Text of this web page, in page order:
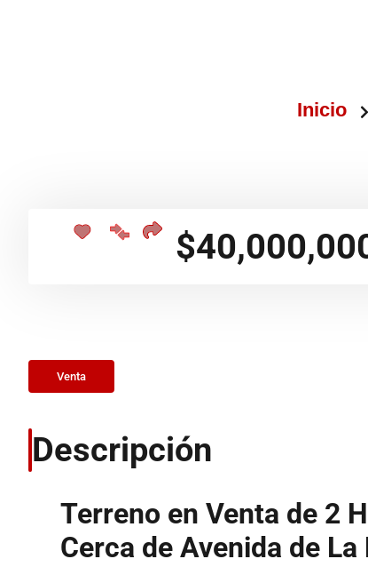
Inicio
Venta
Descripción
Terreno en Venta de 2
Cerca de Avenida de